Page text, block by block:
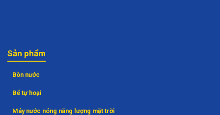
Sản phẩm
Bồn nước
Bể tự hoại
Máy nước nóng năng lượng mặt trời